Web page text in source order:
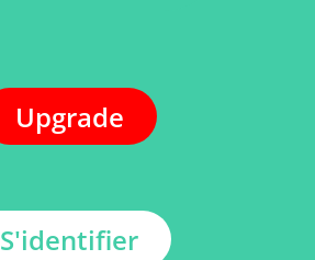
Upgrade
S'identifier